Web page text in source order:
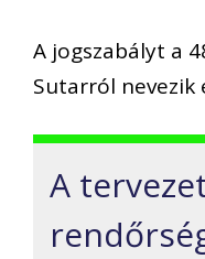
A jogszabályt a
Sutarról nevezik
A